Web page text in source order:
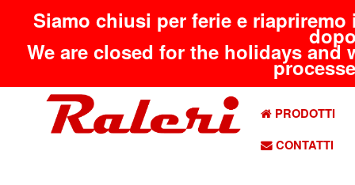
Siamo chiusi per ferie e
We are closed for the holidays
PRODOTTI
CONTATTI